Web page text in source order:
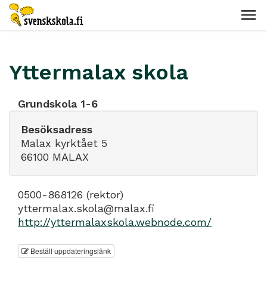
Yttermalax skola
Grundskola 1-6
Besöksadress
Malax kyrktået 5
66100 MALAX
0500-868126 (rektor)
yttermalax.skola@malax.fi
http://yttermalaxskola.webnode.com/
Beställ uppdateringslänk